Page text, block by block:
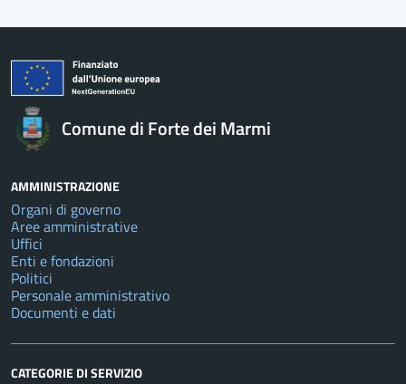
Comune di Forte dei Marmi
AMMINISTRAZIONE
Organi di governo
Aree amministrative
Uffici
Enti e fondazioni
Politici
Personale amministrativo
Documenti e dati
CATEGORIE DI SERVIZIO